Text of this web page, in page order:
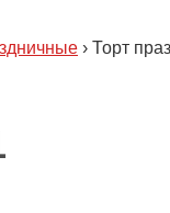
› Торт